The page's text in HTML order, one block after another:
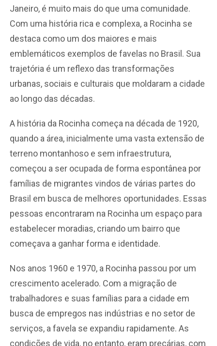
Janeiro, é muito mais do que uma comunidade.
Com uma história rica e complexa, a Rocinha se
destaca como um dos maiores e mais
emblemáticos exemplos de favelas no Brasil. Sua
trajetória é um reflexo das transformações
urbanas, sociais e culturais que moldaram a cidade
ao longo das décadas.
A história da Rocinha começa na década de 1920,
quando a área, inicialmente uma vasta extensão de
terreno montanhoso e sem infraestrutura,
começou a ser ocupada de forma espontânea por
famílias de migrantes vindos de várias partes do
Brasil em busca de melhores oportunidades. Essas
pessoas encontraram na Rocinha um espaço para
estabelecer moradias, criando um bairro que
começava a ganhar forma e identidade.
Nos anos 1960 e 1970, a Rocinha passou por um
crescimento acelerado. Com a migração de
trabalhadores e suas famílias para a cidade em
busca de empregos nas indústrias e no setor de
serviços, a favela se expandiu rapidamente. As
condições de vida, no entanto, eram precárias, com